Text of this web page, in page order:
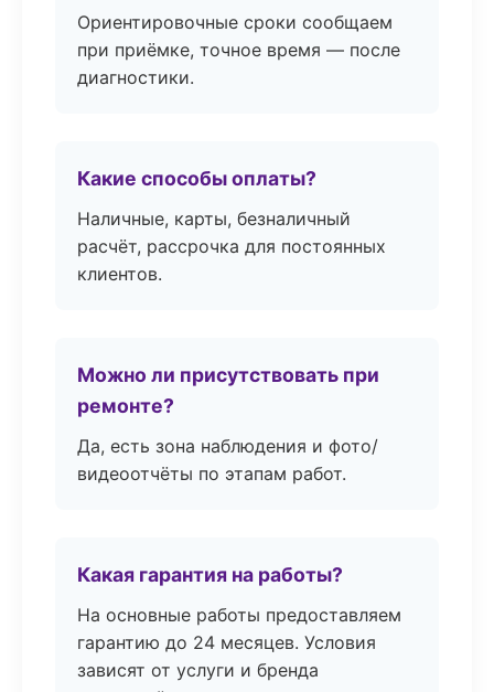
Ориентировочные сроки сообщаем
при приёмке, точное время — после
диагностики.
Какие способы оплаты?
Наличные, карты, безналичный
расчёт, рассрочка для постоянных
клиентов.
Можно ли присутствовать при
ремонте?
Да, есть зона наблюдения и фото/
видеоотчёты по этапам работ.
Какая гарантия на работы?
На основные работы предоставляем
гарантию до 24 месяцев. Условия
зависят от услуги и бренда